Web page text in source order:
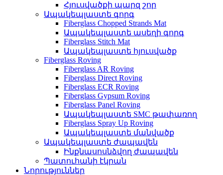
Հյուսվածքի պարզ շոր
Ապակեպլաստե գորգ
Fiberglass Chopped Strands Mat
Ապակեպլաստե ասեղի գորգ
Fiberglass Stitch Mat
Ապակեպլաստե հյուսվածք
Fiberglass Roving
Fiberglass AR Roving
Fiberglass Direct Roving
Fiberglass ECR Roving
Fiberglass Gypsum Roving
Fiberglass Panel Roving
Ապակեպլաստե SMC թափառող
Fiberglass Spray Up Roving
Ապակեպլաստե մանվածք
Ապակեպլաստե ժապավեն
Ինքնասոսնձվող ժապավեն
Պատուհանի էկրան
Նորություններ